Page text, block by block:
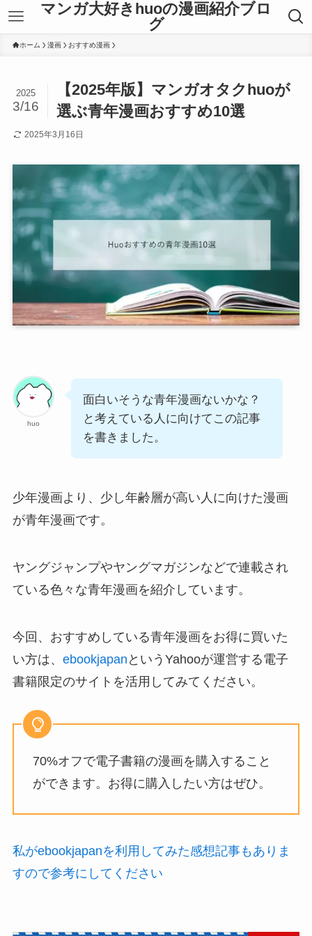
マンガ大好きhuoの漫画紹介ブロ
グ
ホーム 漫画 おすすめ漫画
【2025年版】マンガオタクhuoが
選ぶ青年漫画おすすめ10選
2025
3/16
2025年3月16日
huo
面白いそうな青年漫画ないかな？
と考えている人に向けてこの記事
を書きました。
少年漫画より、少し年齢層が高い人に向けた漫画
が青年漫画です。
ヤングジャンプやヤングマガジンなどで連載され
ている色々な青年漫画を紹介しています。
今回、おすすめしている青年漫画をお得に買いた
い方は、 ebookjapan というYahooが運営する電子
書籍限定のサイトを活用してみてください。
70%オフで電子書籍の漫画を購入すること
ができます。お得に購入したい方はぜひ。
私がebookjapanを利用してみた感想記事もありま
すので参考にしてください